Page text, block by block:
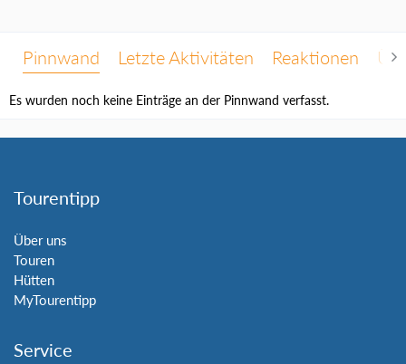
Pinnwand Letzte Aktivitäten Reaktionen
Es wurden noch keine Einträge an der Pinnwand verfasst.
Tourentipp
Über uns
Touren
Hütten
MyTourentipp
Service